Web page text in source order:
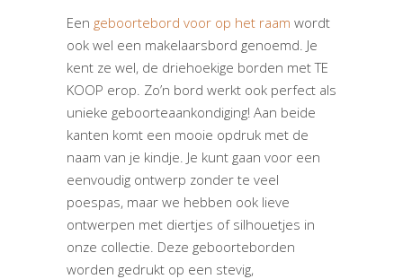
Een geboortebord voor op het raam wordt
ook wel een makelaarsbord genoemd. Je
kent ze wel, de driehoekige borden met TE
KOOP erop. Zo’n bord werkt ook perfect als
unieke geboorteaankondiging! Aan beide
kanten komt een mooie opdruk met de
naam van je kindje. Je kunt gaan voor een
eenvoudig ontwerp zonder te veel
poespas, maar we hebben ook lieve
ontwerpen met diertjes of silhouetjes in
onze collectie. Deze geboorteborden
worden gedrukt op een stevig,